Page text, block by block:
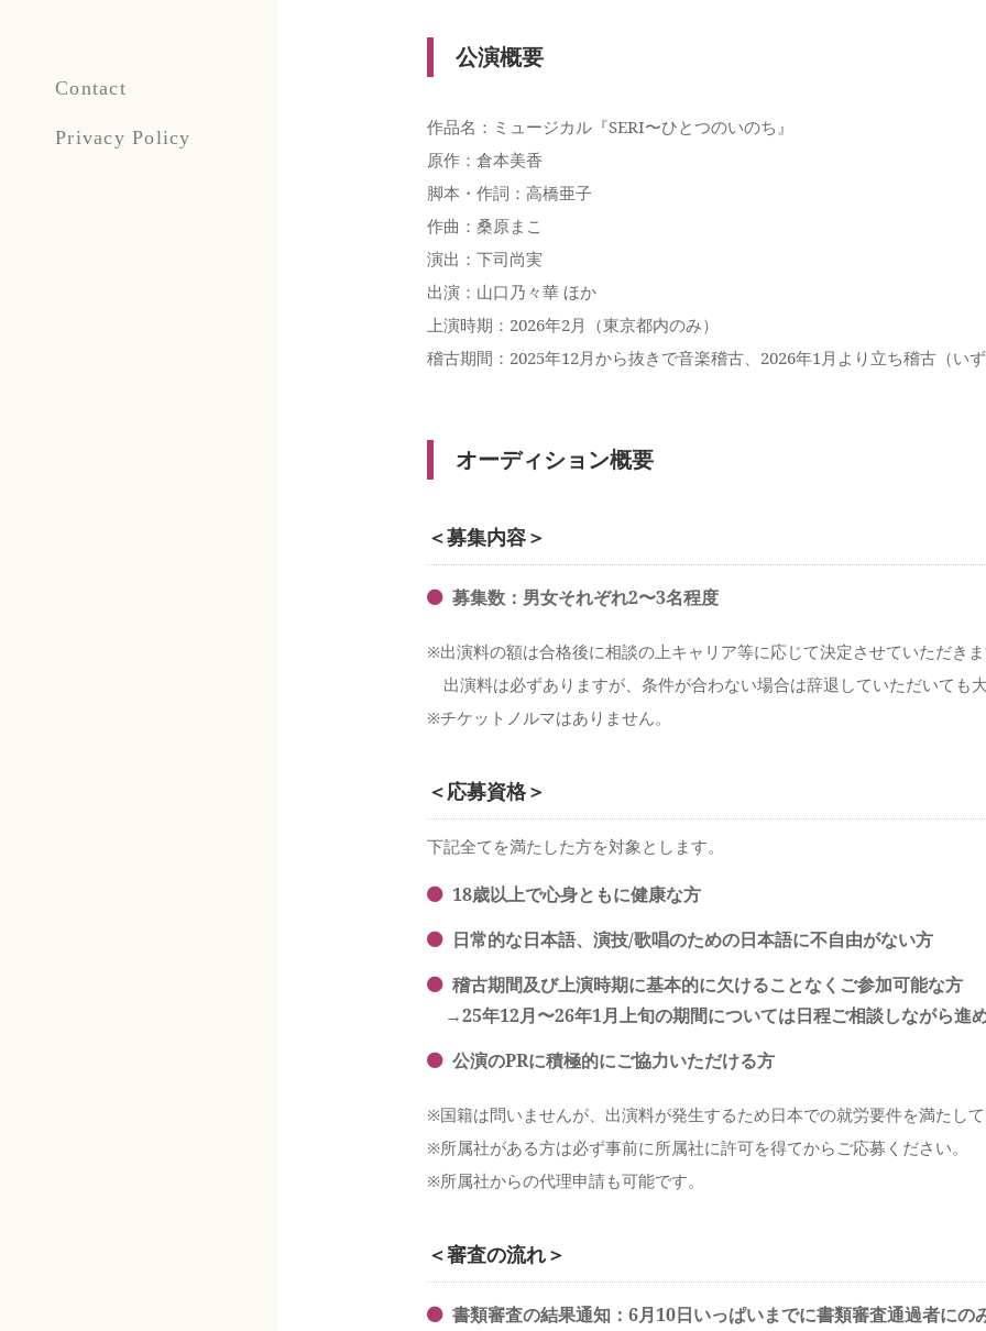
Contact
Privacy Policy
公演概要
作品名：ミュージカル『SERI〜ひとつのいのち』
原作：倉本美香
脚本・作詞：高橋亜子
作曲：桑原まこ
演出：下司尚実
出演：山口乃々華 ほか
上演時期：2026年2月（東京都内のみ）
稽古期間：2025年12月から抜きで音楽稽古、2026年1月より立ち稽古（いず
オーディション概要
＜募集内容＞
募集数：男女それぞれ2〜3名程度
※出演料の額は合格後に相談の上キャリア等に応じて決定させていただきま
出演料は必ずありますが、条件が合わない場合は辞退していただいても大
※チケットノルマはありません。
＜応募資格＞
下記全てを満たした方を対象とします。
18歳以上で心身ともに健康な方
日常的な日本語、演技/歌唱のための日本語に不自由がない方
稽古期間及び上演時期に基本的に欠けることなくご参加可能な方
→25年12月〜26年1月上旬の期間については日程ご相談しながら進め
公演のPRに積極的にご協力いただける方
※国籍は問いませんが、出演料が発生するため日本での就労要件を満たして
※所属社がある方は必ず事前に所属社に許可を得てからご応募ください。
※所属社からの代理申請も可能です。
＜審査の流れ＞
書類審査の結果通知：6月10日いっぱいまでに書類審査通過者にの